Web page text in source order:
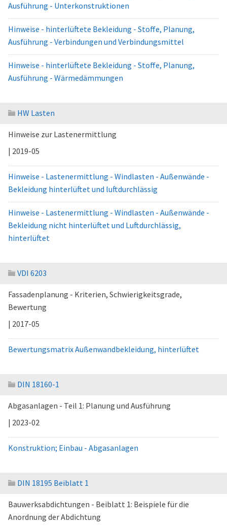
Ausführung - Unterkonstruktionen
Hinweise - hinterlüftete Bekleidung - Stoffe, Planung,
Ausführung - Verbindungen und Verbindungsmittel
Hinweise - hinterlüftete Bekleidung - Stoffe, Planung,
Ausführung - Wärmedämmungen
HW Lasten
Hinweise zur Lastenermittlung
| 2019-05
Hinweise - Lastenermittlung - Windlasten - Außenwände -
Bekleidung hinterlüftet und luftdurchlässig
Hinweise - Lastenermittlung - Windlasten - Außenwände -
Bekleidung nicht hinterlüftet und Luftdurchlässig,
hinterlüftet
VDI 6203
Fassadenplanung - Kriterien, Schwierigkeitsgrade,
Bewertung
| 2017-05
Bewertungsmatrix Außenwandbekleidung, hinterlüftet
DIN 18160-1
Abgasanlagen - Teil 1: Planung und Ausführung
| 2023-02
Konstruktion; Einbau - Abgasanlagen
DIN 18195 Beiblatt 1
Bauwerksabdichtungen - Beiblatt 1: Beispiele für die
Anordnung der Abdichtung